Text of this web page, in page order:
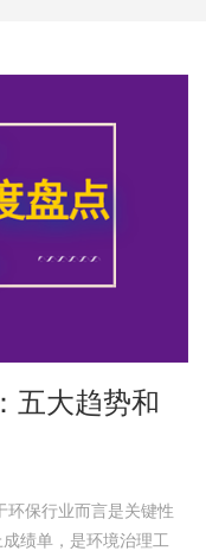
五大趋势和
环保行业而言是关键性
绩单，是环境治理工